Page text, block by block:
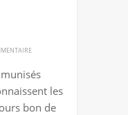
SUR
LA
FUREURles
bon de